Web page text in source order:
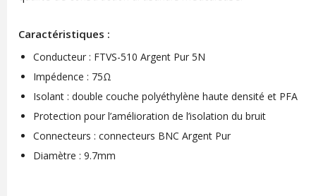
Caractéristiques :
Conducteur : FTVS-510 Argent Pur 5N
Impédence : 75Ω
Isolant : double couche polyéthylène haute densité et PFA
Protection pour l’amélioration de l’isolation du bruit
Connecteurs : connecteurs BNC Argent Pur
Diamètre : 9.7mm